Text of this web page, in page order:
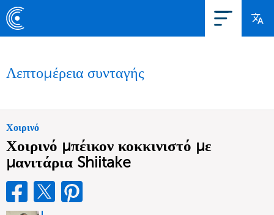
Λεπτομέρεια συνταγής
Χοιρινό
Χοιρινό μπέικον κοκκινιστό με
μανιτάρια Shiitake